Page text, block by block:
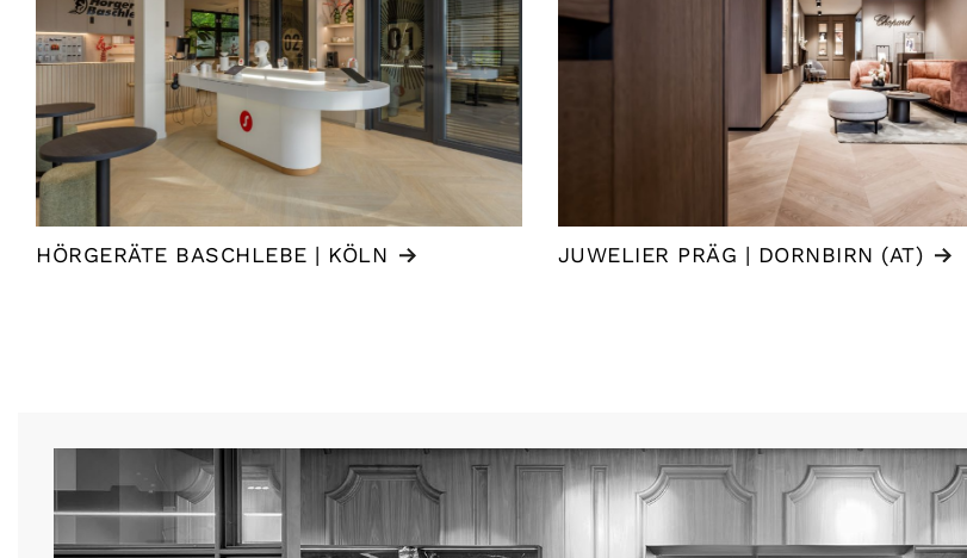
HÖRGERÄTE BASCHLEBE | KÖLN JUWELIER PRÄG | DORNBIRN (AT)